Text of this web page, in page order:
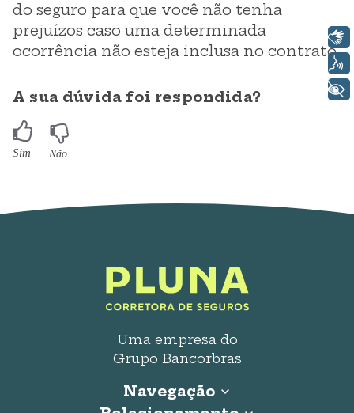
do seguro para que você não tenha
prejuízos caso uma determinada
ocorrência não esteja inclusa no contrato.
A sua dúvida foi respondida?
Uma empresa do
Grupo Bancorbras
Navegação
Libras
+ Acessibilidade